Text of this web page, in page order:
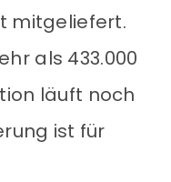
mitgeliefert.
als 433.000
läuft noch
ist für